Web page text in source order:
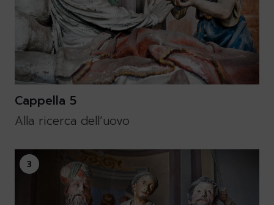
Cappella 5
Alla ricerca dell’uovo
3